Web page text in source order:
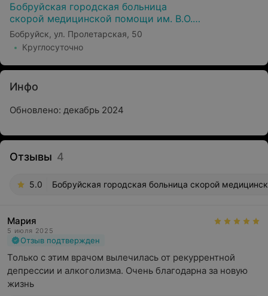
Бобруйская городская больница
скорой медицинской помощи им. В.О.
Морзона
Бобруйск, ул. Пролетарская, 50
Круглосуточно
Инфо
Обновлено: декабрь 2024
Отзывы 4
5.0 Бобруйская городская больница скорой
Мария
5 июля 2025
Отзыв подтвержден
Только с этим врачом вылечилась от рекуррентной
депрессии и алкоголизма. Очень благодарна за новую
жизнь